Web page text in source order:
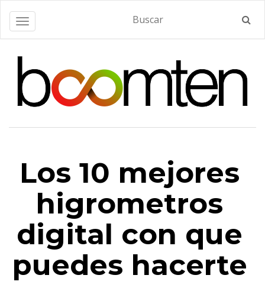
Alternar navegación
Los 10 mejores
higrometros
digital con que
puedes hacerte